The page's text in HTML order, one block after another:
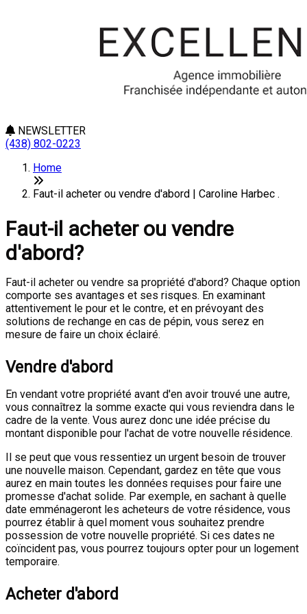
NEWSLETTER
(438) 802-0223
Home
Faut-il acheter ou vendre d'abord | Caroline Harbec .
Faut-il acheter ou vendre
d'abord?
Faut-il acheter ou vendre sa propriété d'abord? Chaque option
comporte ses avantages et ses risques. En examinant
attentivement le pour et le contre, et en prévoyant des
solutions de rechange en cas de pépin, vous serez en
mesure de faire un choix éclairé.
Vendre d'abord
En vendant votre propriété avant d'en avoir trouvé une autre,
vous connaîtrez la somme exacte qui vous reviendra dans le
cadre de la vente. Vous aurez donc une idée précise du
montant disponible pour l'achat de votre nouvelle résidence.
Il se peut que vous ressentiez un urgent besoin de trouver
une nouvelle maison. Cependant, gardez en tête que vous
aurez en main toutes les données requises pour faire une
promesse d'achat solide. Par exemple, en sachant à quelle
date emménageront les acheteurs de votre résidence, vous
pourrez établir à quel moment vous souhaitez prendre
possession de votre nouvelle propriété. Si ces dates ne
coïncident pas, vous pourrez toujours opter pour un logement
temporaire.
Acheter d'abord